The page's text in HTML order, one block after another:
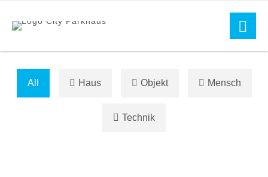
All Haus Objekt Mensch
Technik